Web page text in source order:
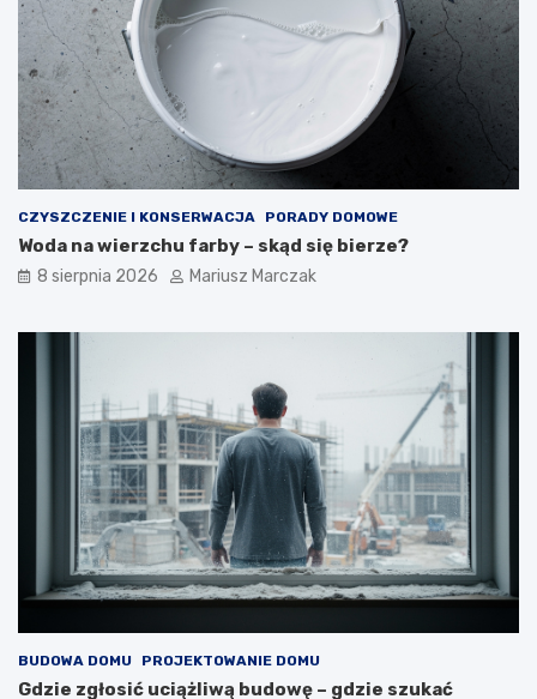
–
j
a
k
t
o
z
b
i
ć
j
a
k
d
o
t
e
g
p
o
d
ś
CZYSZCZENIE I KONSERWACJA PORADY DOMOWE
Woda na wierzchu farby – skąd się bierze?
8 sierpnia 2026 Mariusz Marczak
BUDOWA DOMU PROJEKTOWANIE DOMU
Gdzie zgłosić uciążliwą budowę – gdzie szukać